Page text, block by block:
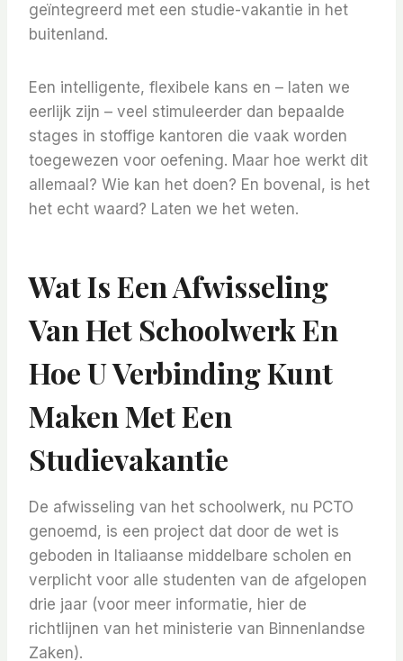
geïntegreerd met een studie-vakantie in het
buitenland.
Een intelligente, flexibele kans en – laten we
eerlijk zijn – veel stimuleerder dan bepaalde
stages in stoffige kantoren die vaak worden
toegewezen voor oefening. Maar hoe werkt dit
allemaal? Wie kan het doen? En bovenal, is het
het echt waard? Laten we het weten.
Wat Is Een Afwisseling
Van Het Schoolwerk En
Hoe U Verbinding Kunt
Maken Met Een
Studievakantie
De afwisseling van het schoolwerk, nu PCTO
genoemd, is een project dat door de wet is
geboden in Italiaanse middelbare scholen en
verplicht voor alle studenten van de afgelopen
drie jaar (voor meer informatie, hier de
richtlijnen van het ministerie van Binnenlandse
Zaken).